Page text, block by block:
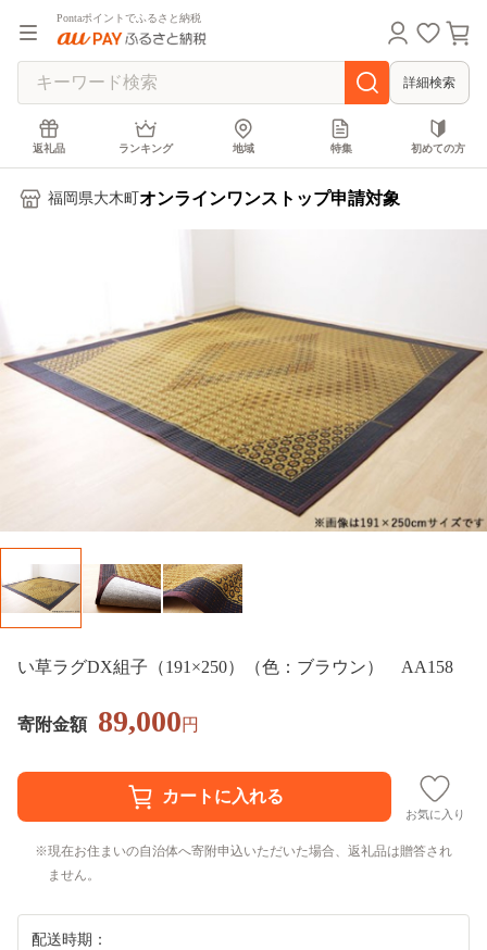
Pontaポイントでふるさと納税
詳細検索
返礼品 ランキング 地域 特集 初めての方
福岡県大木町 オンラインワンストップ申請対象
い草ラグDX組子（191×250）（色：ブラウン） AA158
寄附金額 89,000円
お気に入り
現在お住まいの自治体へ寄附申込いただいた場合、返礼品は贈答され
ません。
配送時期：